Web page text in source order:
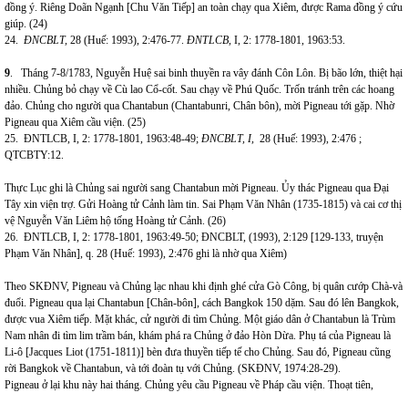
đồng ý. Riêng Doãn Ngạnh [Chu Văn Tiếp] an toàn chạy qua Xiêm, được Rama đồng ý cứu
giúp. (24)
24. ĐNCBLT, 28 (Huế: 1993), 2:476-77. ĐNTLCB, I, 2: 1778-1801, 1963:53.
9. Tháng 7-8/1783, Nguyễn Huệ sai binh thuyền ra vây đánh Côn Lôn. Bị bão lớn, thiệt hại
nhiều. Chủng bỏ chạy về Cù lao Cổ-cốt. Sau chạy về Phú Quốc. Trốn tránh trên các hoang
đảo. Chủng cho người qua Chantabun (Chantabunri, Chân bôn), mời Pigneau tới gặp. Nhờ
Pigneau qua Xiêm cầu viện. (25)
25. ĐNTLCB, I, 2: 1778-1801, 1963:48-49; ĐNCBLT, I, 28 (Huế: 1993), 2:476 ;
QTCBTY:12.
Thực Lục ghi là Chủng sai người sang Chantabun mời Pigneau. Ủy thác Pigneau qua Đại
Tây xin viện trợ. Gửi Hoàng tử Cảnh làm tin. Sai Phạm Văn Nhân (1735-1815) và cai cơ thị
vệ Nguyễn Văn Liêm hộ tống Hoàng tử Cảnh. (26)
26. ĐNTLCB, I, 2: 1778-1801, 1963:49-50; ĐNCBLT, (1993), 2:129 [129-133, truyện
Phạm Văn Nhân], q. 28 (Huế: 1993), 2:476 ghi là nhờ qua Xiêm)
Theo SKĐNV, Pigneau và Chủng lạc nhau khi định ghé cửa Gò Công, bị quân cướp Chà-và
đuổi. Pigneau qua lại Chantabun [Chân-bôn], cách Bangkok 150 dặm. Sau đó lên Bangkok,
được vua Xiêm tiếp. Mặt khác, cử người đi tìm Chủng. Một giáo dân ở Chantabun là Trùm
Nam nhân đi tìm lim trầm bán, khám phá ra Chủng ở đảo Hòn Dừa. Phụ tá của Pigneau là
Li-ô [Jacques Liot (1751-1811)] bèn đưa thuyền tiếp tế cho Chủng. Sau đó, Pigneau cũng
rời Bangkok về Chantabun, và tới đoàn tụ với Chủng. (SKĐNV, 1974:28-29).
Pigneau ở lại khu này hai tháng. Chủng yêu cầu Pigneau về Pháp cầu viện. Thoạt tiên,